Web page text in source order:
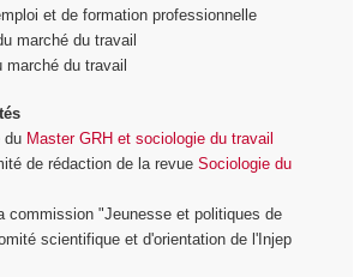
et de formation professionnelle
marché du travail
marché du travail
du Master GRH et sociologie du travail
de rédaction de la revue Sociologie du
commission "Jeunesse et politiques de
scientifique et d'orientation de l'Injep